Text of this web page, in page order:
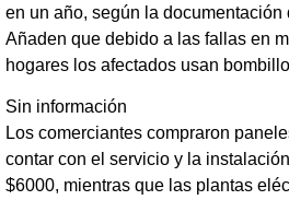
en un año, según la documentación
Añaden que debido a las fallas en
hogares los afectados usan
Sin información
Los comerciantes compraron
contar con el servicio y la
$6000, mientras que las plantas